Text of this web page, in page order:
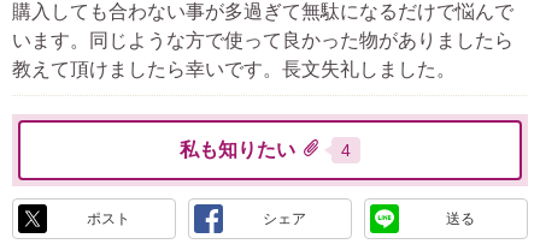
購入しても合わない事が多過ぎて無駄になるだけで悩んで
います。同じような方で使って良かった物がありましたら
教えて頂けましたら幸いです。長文失礼しました。
私も知りたい 4
ポスト シェア 送る